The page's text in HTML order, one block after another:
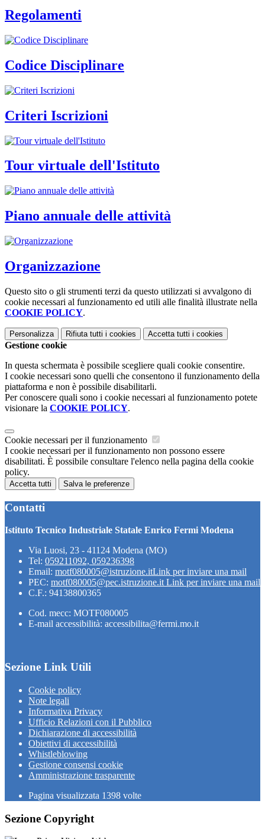
Regolamenti
Codice Disciplinare
Criteri Iscrizioni
Tour virtuale dell'Istituto
Piano annuale delle attività
Organizzazione
Questo sito o gli strumenti terzi da questo utilizzati si avvalgono di
cookie necessari al funzionamento ed utili alle finalità illustrate nella
COOKIE POLICY.
Personalizza Rifiuta tutti i cookies Accetta tutti i cookies
Gestione cookie
In questa schermata è possibile scegliere quali cookie consentire.
I cookie necessari sono quelli che consentono il funzionamento della
piattaforma e non è possibile disabilitarli.
Per conoscere quali sono i cookie necessari al funzionamento potete
visionare la COOKIE POLICY.
Cookie necessari per il funzionamento
I cookie necessari per il funzionamento non possono essere
disabilitati. È possibile consultare l'elenco nella pagina della cookie
policy.
Accetta tutti Salva le preferenze
Contatti
Istituto Tecnico Industriale Statale Enrico Fermi Modena
Via Luosi, 23 - 41124 Modena (MO)
Tel: 059211092, 059236398
Email: motf080005@istruzione.itLink per inviare una mail
PEC: motf080005@pec.istruzione.itLink per inviare una mail
C.F.: 94138800365
Cod. mecc: MOTF080005
E-mail accessibilità: accessibilita@fermi.mo.it
Sezione Link Utili
Cookie policy
Note legali
Informativa Privacy
Ufficio Relazioni con il Pubblico
Dichiarazione di accessibilità
Obiettivi di accessibilità
Whistleblowing
Gestione consensi cookie
Amministrazione trasparente
Pagina visualizzata 1398 volte
Sezione Copyright